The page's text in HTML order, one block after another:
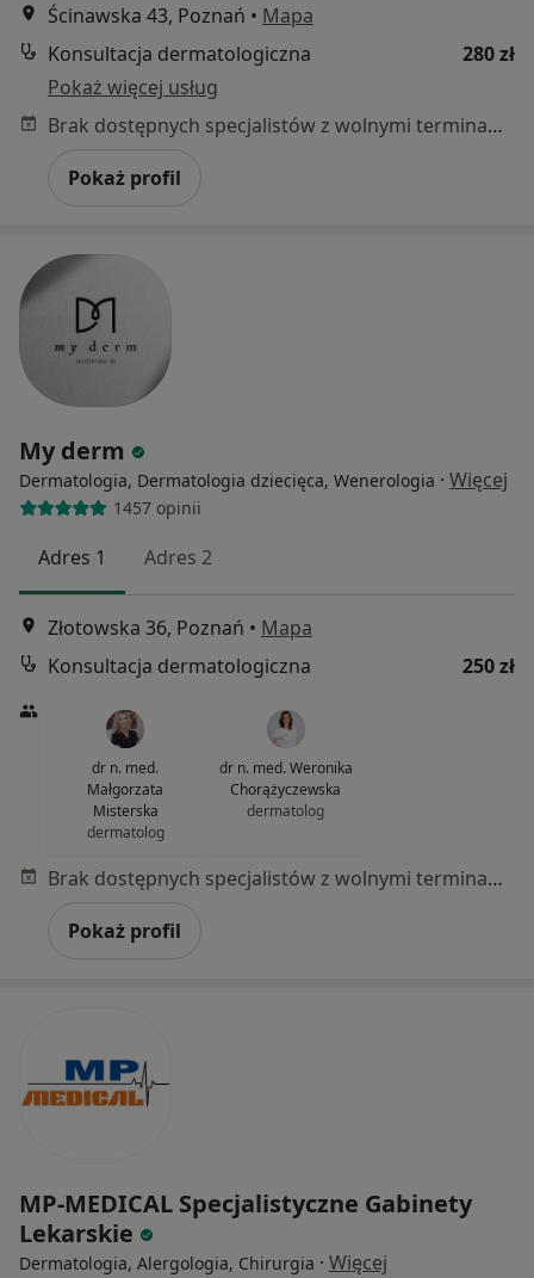
Ścinawska 43, Poznań • Mapa
Konsultacja dermatologiczna
280 zł
Pokaż więcej usług
Brak dostępnych specjalistów z wolnymi terminami w tym centrum medycznym.
Pokaż profil
My derm
Dermatologia, Dermatologia dziecięca, Wenerologia · Więcej
1457 opinii
Adres 1 Adres 2
Złotowska 36, Poznań • Mapa
Konsultacja dermatologiczna
250 zł
dr n. med.
Małgorzata
Misterska
dermatolog
dr n. med. Weronika
Chorążyczewska
dermatolog
Brak dostępnych specjalistów z wolnymi terminami w tym centrum medycznym.
Pokaż profil
MP-MEDICAL Specjalistyczne Gabinety
Lekarskie
Dermatologia, Alergologia, Chirurgia · Więcej